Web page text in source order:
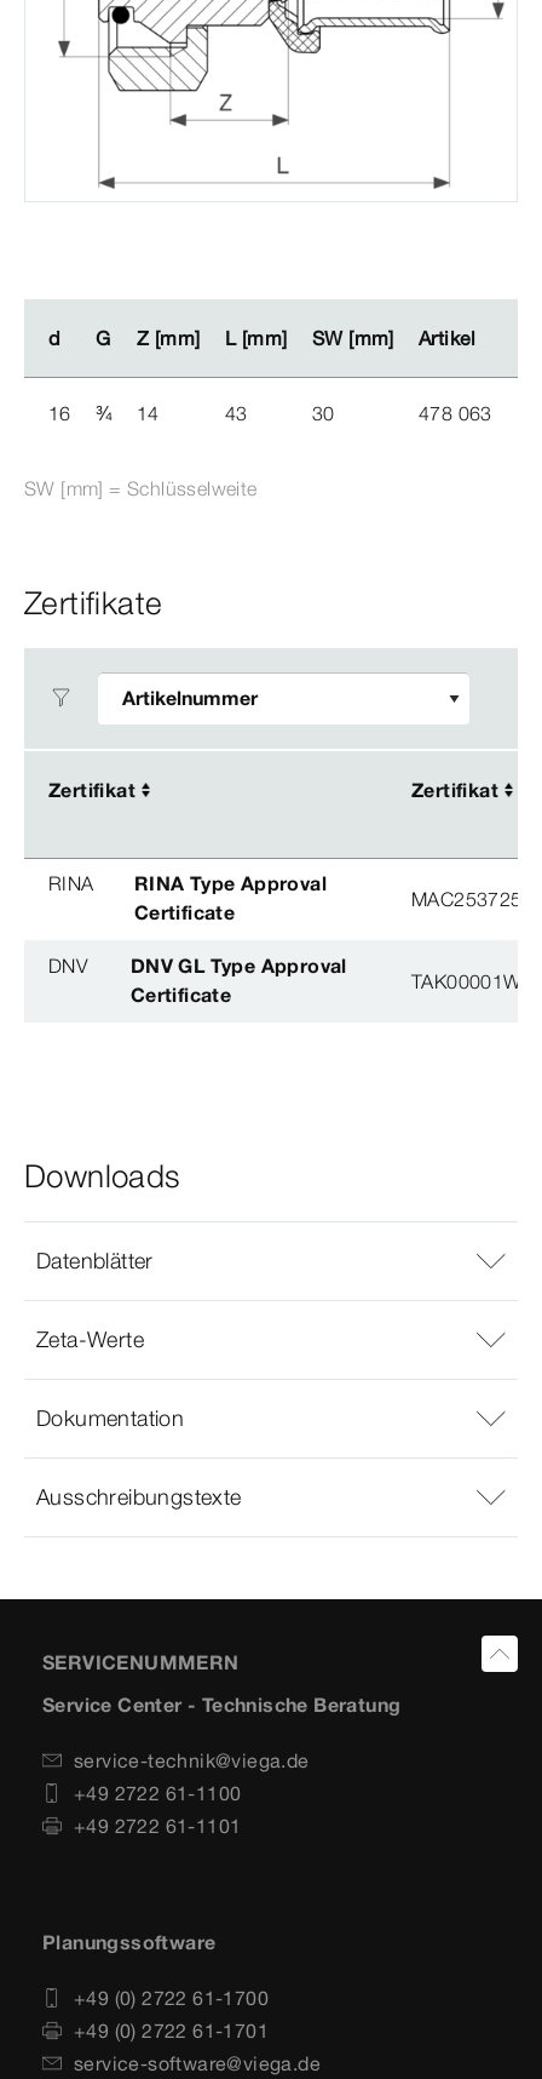
d G Z [mm] L [mm] SW [mm] Artikel
d G Z [mm] L [mm] SW [mm] Artikel
16 ¾ 14 43 30 478 063
SW [mm] = Schlüsselweite
Zertifikate
Zertifikat Zertifikat
Zertifikat Zertifikat
RINA
RINA Type Approval
Certificate
DNV
DNV GL Type Approval
Certificate
TAK00001W8
Downloads
Datenblätter
Zeta-Werte
Dokumentation
Ausschreibungstexte
SERVICENUMMERN
Service Center - Technische Beratung
service-technik@viega.de
+49 2722 61-1100
+49 2722 61-1101
Planungssoftware
+49 (0) 2722 61-1700
+49 (0) 2722 61-1701
service-software@viega.de